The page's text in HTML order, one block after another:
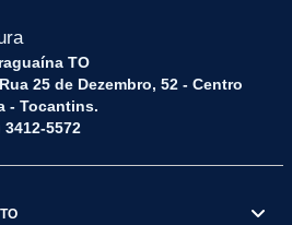
TO
25 de Dezembro, 52 - Centro
- Tocantins.
5572